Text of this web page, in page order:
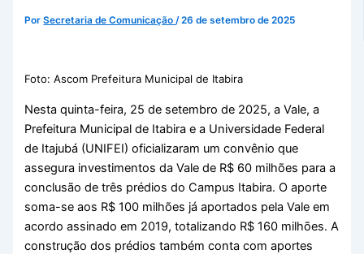
PorSecretaria de Comunicação/26 de setembro de 2025
Foto: Ascom Prefeitura Municipal de Itabira
Nesta quinta-feira, 25 de setembro de 2025, a Vale, a
Prefeitura Municipal de Itabira e a Universidade Federal
de Itajubá (UNIFEI) oficializaram um convênio que
assegura investimentos da Vale de R$ 60 milhões para a
conclusão de três prédios do Campus Itabira. O aporte
soma-se aos R$ 100 milhões já aportados pela Vale em
acordo assinado em 2019, totalizando R$ 160 milhões. A
construção dos prédios também conta com aportes